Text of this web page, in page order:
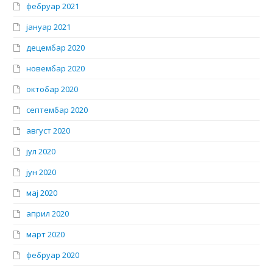
фебруар 2021
јануар 2021
децембар 2020
новембар 2020
октобар 2020
септембар 2020
август 2020
јул 2020
јун 2020
мај 2020
април 2020
март 2020
фебруар 2020